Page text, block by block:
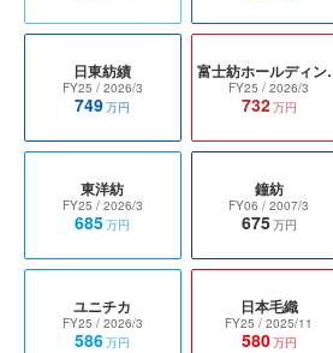
日東紡績
FY25 / 2026/3
749万円
富士紡
FY25 / 2026/3
732万円
東洋紡
FY25 / 2026/3
685万円
鐘紡
FY06 / 2007/3
675万円
ユニチカ
FY25 / 2026/3
586万円
日本毛織
FY25 / 2025/11
580万円